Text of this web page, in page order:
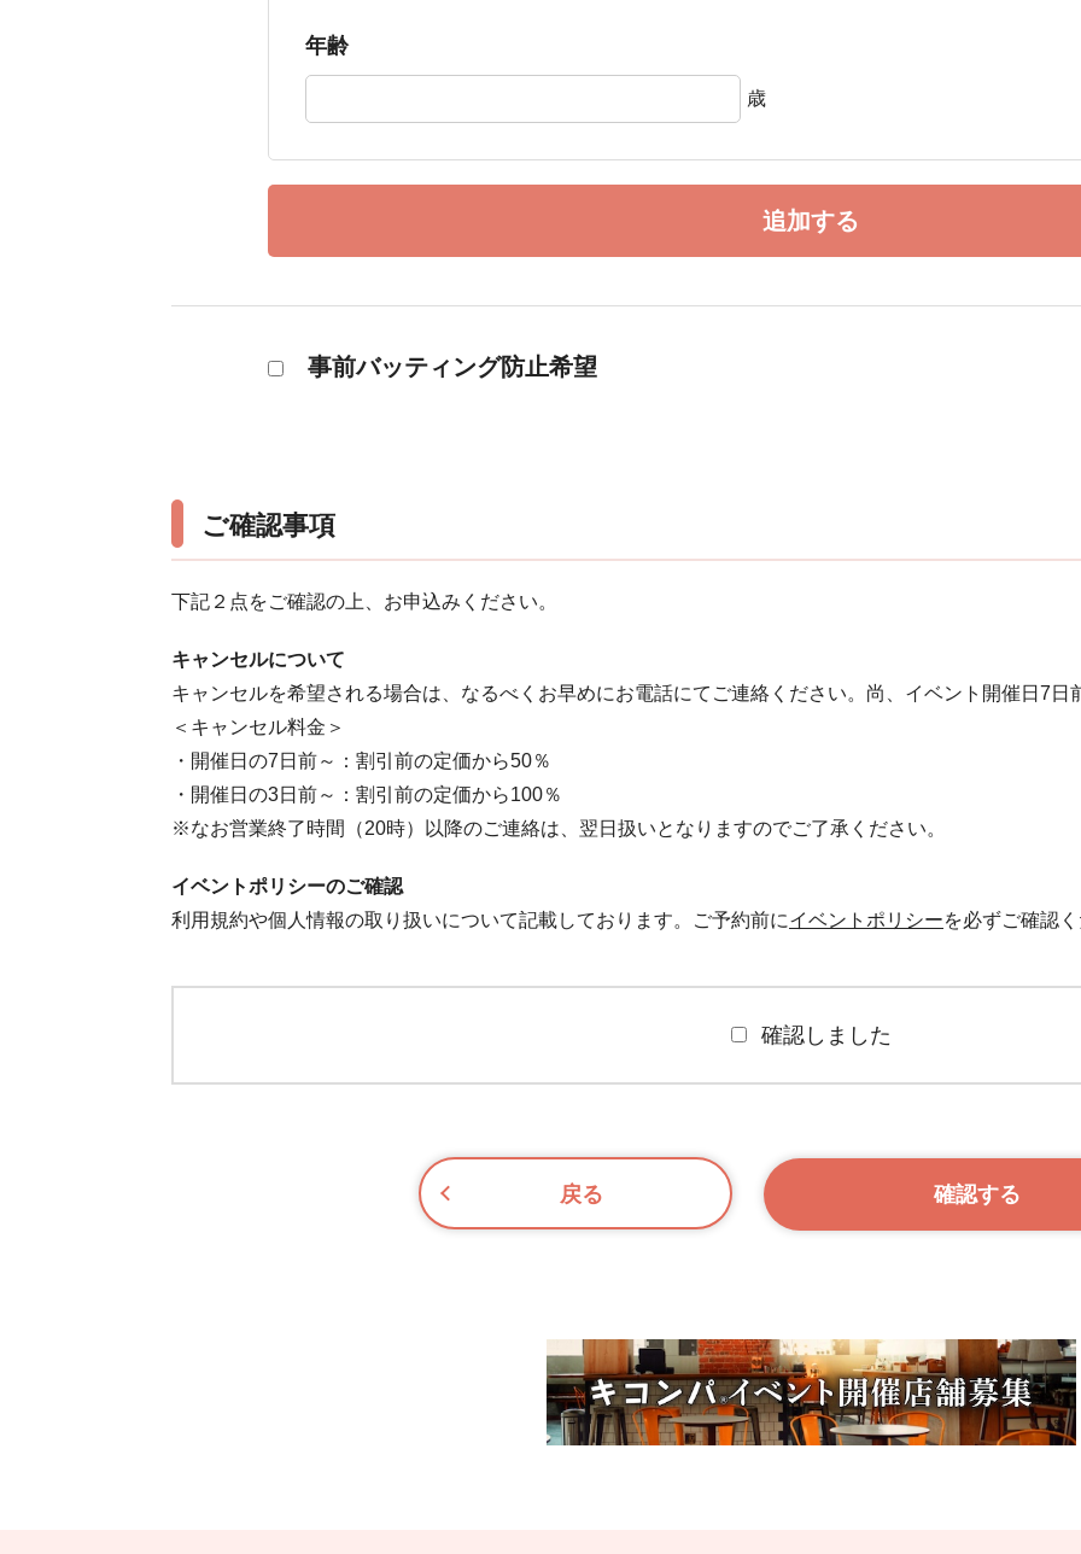
年齢
歳
追加する
事前バッティング防止希望
ご確認事項
下記２点をご確認の上、お申込みください。
キャンセルについて
キャンセルを希望される場合は、なるべくお早めにお電話にてご連絡ください。 尚、イベント開催日7
＜キャンセル料金＞
・開催日の7日前～：割引前の定価から50％
・開催日の3日前～：割引前の定価から100％
※なお営業終了時間（20時）以降のご連絡は、翌日扱いとなりますのでご了承ください。
イベントポリシーのご確認
利用規約や個人情報の取り扱いについて記載しております。ご予約前にイベントポリシーを必ずご確認
確認しました